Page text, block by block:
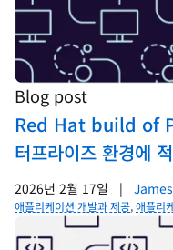
Blog post
Red Hat build of
터프라이즈 환경에
2026년 2월 17일 |
애플리케이션 개발과 제공,애플리